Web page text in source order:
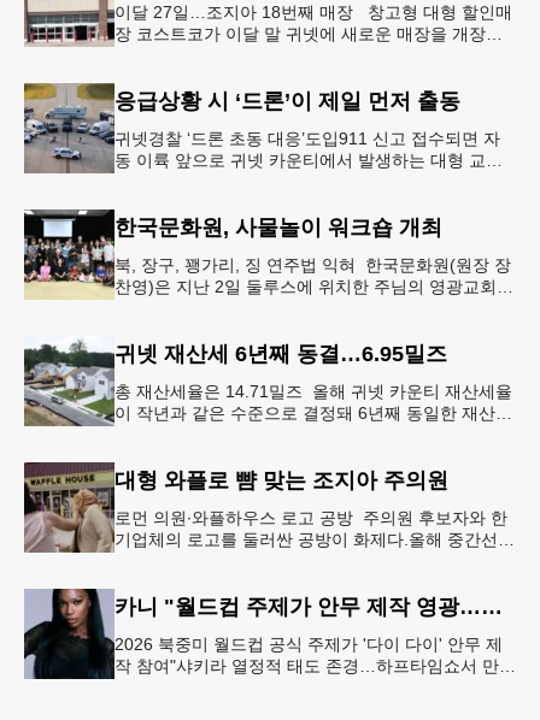
이달 27일…조지아 18번째 매장 창고형 대형 할인매
장 코스트코가 이달 말 귀넷에 새로운 매장을 개장한
응급상황 시 ‘드론’이 제일 먼저 출동
귀넷경찰 ‘드론 초동 대응’도입911 신고 접수되면 자
동 이륙 앞으로 귀넷 카운티에서 발생하는 대형 교통
한국문화원, 사물놀이 워크숍 개최
북, 장구, 꽹가리, 징 연주법 익혀 한국문화원(원장 장
찬영)은 지난 2일 둘루스에 위치한 주님의 영광교회에
귀넷 재산세 6년째 동결…6.95밀즈
총 재산세율은 14.71밀즈 올해 귀넷 카운티 재산세율
이 작년과 같은 수준으로 결정돼 6년째 동일한 재산세
대형 와플로 뺨 맞는 조지아 주의원
로먼 의원∙와플하우스 로고 공방 주의원 후보자와 한
기업체의 로고를 둘러싼 공방이 화제다.올해 중간선거
카니 "월드컵 주제가 안무 제작 영광…춤은 국경 없는 언어"
2026 북중미 월드컵 공식 주제가 '다이 다이' 안무 제
작 참여"샤키라 열정적 태도 존경…하프타임쇼서 만난